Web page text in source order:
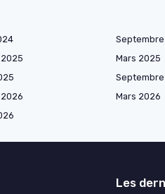
Mars 2025
Mars 2026
Les